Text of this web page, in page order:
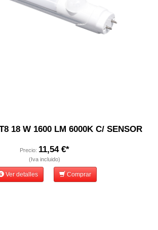
18 W 1600 LM 6000K C/ SENSOR
Precio: 11,54 €*
(Iva incluido)
Ver detalles Comprar